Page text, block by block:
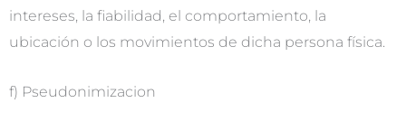
intereses, la fiabilidad, el comportamiento, la
ubicación o los movimientos de dicha persona física.
f) Pseudonimizacion